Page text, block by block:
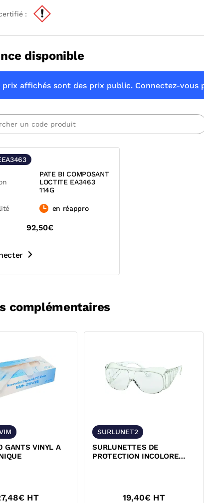
:
disponible
prix affichés sont des prix public. Connectez-
PATE BI COMPOSANT
LOCTITE EA3463
114G
en réappro
92,50€
complémentaires
GANTS VINYL A
€ HT
SURLUNET2
SURLUNETTES DE
PROTECTION INCOLORE
19,40€ HT